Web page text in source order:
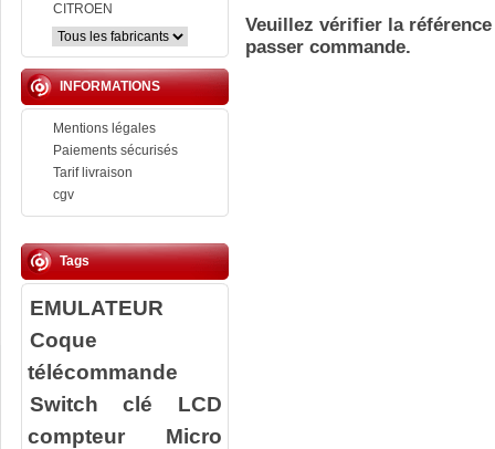
CITROEN
INFORMATIONS
Mentions légales
Paiements sécurisés
Tarif livraison
cgv
Tags
EMULATEUR
Coque
télécommande
Switch clé
LCD
compteur
Micro
Veuillez vérifier la
passer commande.